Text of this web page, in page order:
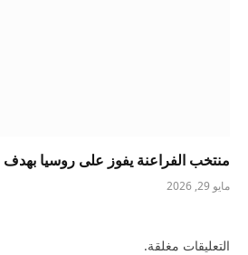
منتخب الفراعنة يفوز على روسيا بهدف
مايو 29, 2026
التعليقات مغلقة.